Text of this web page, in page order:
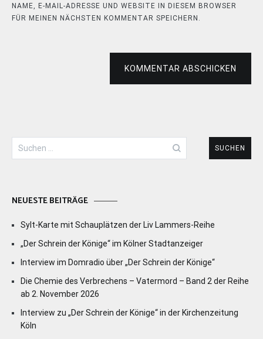
NAME, E-MAIL-ADRESSE UND WEBSITE IN DIESEM BROWSER
FÜR MEINEN NÄCHSTEN KOMMENTAR SPEICHERN.
KOMMENTAR ABSCHICKEN
Suchen
nach:
NEUESTE BEITRÄGE
Sylt-Karte mit Schauplätzen der Liv Lammers-Reihe
„Der Schrein der Könige“ im Kölner Stadtanzeiger
Interview im Domradio über „Der Schrein der Könige“
Die Chemie des Verbrechens – Vatermord – Band 2 der Reihe
ab 2. November 2026
Interview zu „Der Schrein der Könige“ in der Kirchenzeitung
Köln